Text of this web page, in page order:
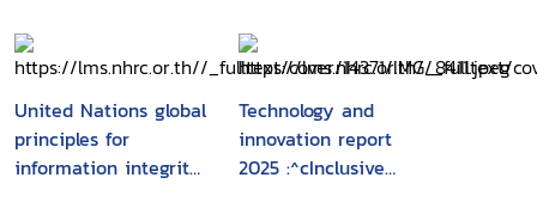
infrastructure, skills, and a culture of social
dialogue. Promoting inclusive growth requires
proactive strategies to support AI development
in disadvantaged regions, enhance digital
infrastructure, build AI skills, and ensure good
quality jobs along the AI value chain.
Security
United Nations global
principles for
information integrity
Technology and
innovation report
2025 :^cInclusive